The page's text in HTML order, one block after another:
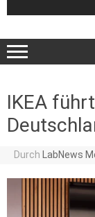
IKEA
Durch LabNews